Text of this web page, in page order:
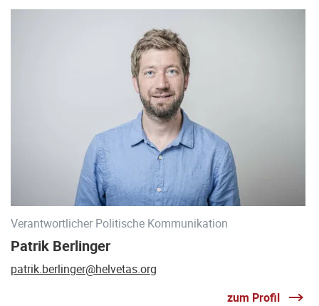
Verantwortlicher Politische Kommunikation
Patrik Berlinger
patrik.berlinger@helvetas.org
zum Profil